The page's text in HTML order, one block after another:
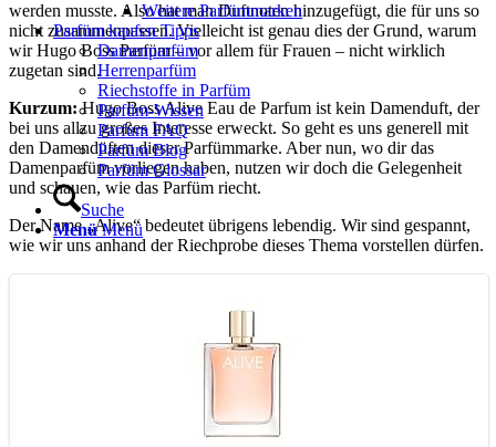
Weitere Parfümmarken
Parfüm kaufen Tipps
Damenparfüm
Herrenparfüm
Riechstoffe in Parfüm
Parfüm-Wissen
Parfum FAQ
Parfüm Blog
Parfüm Glossar
Suche
Menü Menü
werden musste. Also hat man Duftnoten hinzugefügt, die für uns so
nicht zusammenpassen. Vielleicht ist genau dies der Grund, warum
wir Hugo Boss Parfüm – vor allem für Frauen – nicht wirklich
zugetan sind.
Kurzum:Hugo Boss Alive Eau de Parfum ist kein Damenduft, der
bei uns allzu großes Interesse erweckt. So geht es uns generell mit
den Damendüften dieser Parfümmarke. Aber nun, wo dir das
Damenparfüm vorliegen haben, nutzen wir doch die Gelegenheit
und schauen, wie das Parfüm riecht.
Der Name „Alive“ bedeutet übrigens lebendig. Wir sind gespannt,
wie wir uns anhand der Riechprobe dieses Thema vorstellen dürfen.